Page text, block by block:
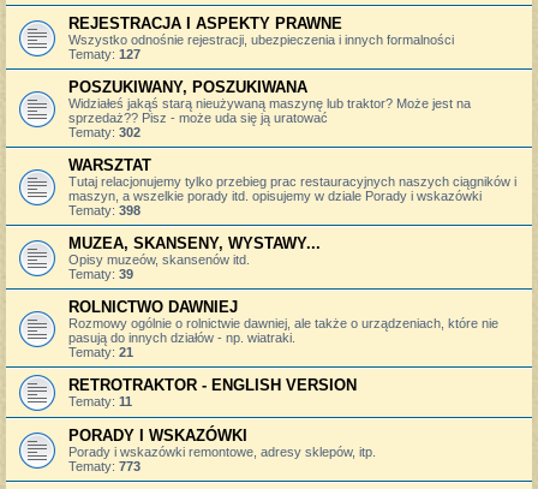
REJESTRACJA I ASPEKTY PRAWNE
Wszystko odnośnie rejestracji, ubezpieczenia i innych formalności
Tematy: 127
POSZUKIWANY, POSZUKIWANA
Widziałeś jakąś starą nieużywaną maszynę lub traktor? Może jest na
sprzedaż?? Pisz - może uda się ją uratować
Tematy: 302
WARSZTAT
Tutaj relacjonujemy tylko przebieg prac restauracyjnych naszych ciągników i
maszyn, a wszelkie porady itd. opisujemy w dziale Porady i wskazówki
Tematy: 398
MUZEA, SKANSENY, WYSTAWY...
Opisy muzeów, skansenów itd.
Tematy: 39
ROLNICTWO DAWNIEJ
Rozmowy ogólnie o rolnictwie dawniej, ale także o urządzeniach, które nie
pasują do innych działów - np. wiatraki.
Tematy: 21
RETROTRAKTOR - ENGLISH VERSION
Tematy: 11
PORADY I WSKAZÓWKI
Porady i wskazówki remontowe, adresy sklepów, itp.
Tematy: 773